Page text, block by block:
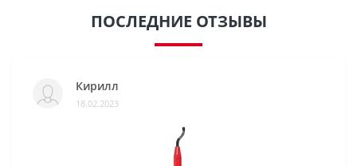
ПОСЛЕДНИЕ ОТЗЫВЫ
Кирилл
18.02.2023